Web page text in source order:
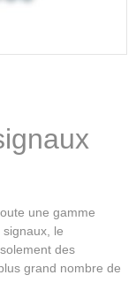
une gamme
le
des
grand nombre de